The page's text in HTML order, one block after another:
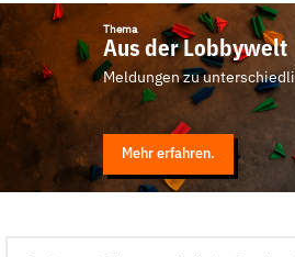
Thema
Aus der Lobbywelt
Meldungen zu
Mehr erfahren.